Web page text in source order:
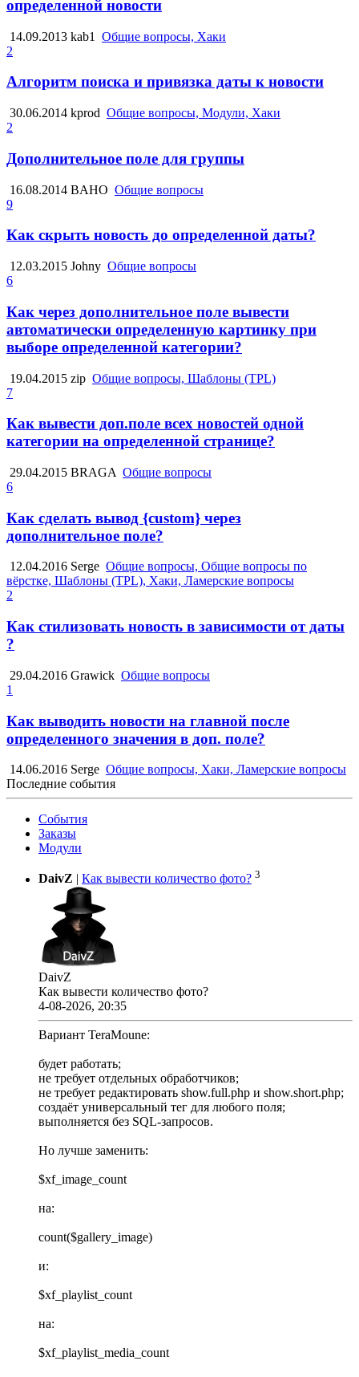
определенной новости
14.09.2013 kab1
Общие вопросы, Хаки
2
Алгоритм поиска и привязка даты к новости
30.06.2014 kprod Общие вопросы, Модули, Хаки
2
Дополнительное поле для группы
16.08.2014 BAHO Общие вопросы
9
Как скрыть новость до определенной даты?
12.03.2015 Johny Общие вопросы
6
Как через дополнительное поле вывести
автоматически определенную картинку при
выборе определенной категории?
19.04.2015 zip Общие вопросы, Шаблоны (TPL)
7
Как вывести доп.поле всех новостей одной
категории на определенной странице?
29.04.2015 BRAGA Общие вопросы
6
Как сделать вывод {custom} через
дополнительное поле?
12.04.2016 Serge Общие вопросы, Общие вопросы по
вёрстке, Шаблоны (TPL), Хаки, Ламерские вопросы
2
Как стилизовать новость в зависимости от даты
?
29.04.2016 Grawick Общие вопросы
1
Как выводить новости на главной после
определенного значения в доп. поле?
14.06.2016 Serge Общие вопросы, Хаки, Ламерские вопросы
Последние события
События
Заказы
Модули
DaivZ Как вывести количество фото? 3
DaivZ
Как вывести количество фото?
4-08-2026, 20:35
Вариант TeraMoune:
будет работать;
не требует отдельных обработчиков;
не требует редактировать show.full.php и show.short.php;
создаёт универсальный тег для любого поля;
выполняется без SQL-запросов.
Но лучше заменить:
$xf_image_count
на:
count($gallery_image)
и:
$xf_playlist_count
на:
$xf_playlist_media_count